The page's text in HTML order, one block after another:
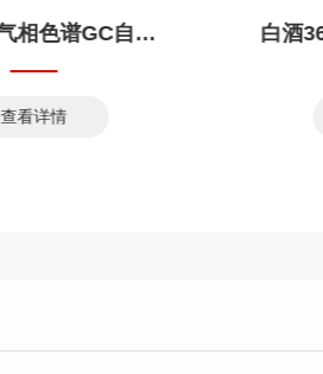
白酒36组分气相分析毛细柱